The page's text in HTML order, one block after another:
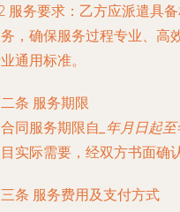
服务要求：乙方应派遣具
，确保服务过程专业、高
通用标准。
条 服务期限
同服务期限自 _年月日起至
实际需要，经双方书面确
条 服务费用及支付方式